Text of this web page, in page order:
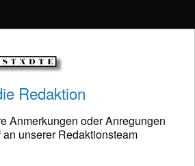
Redaktion
Anmerkungen oder Anregungen
an unserer Redaktionsteam